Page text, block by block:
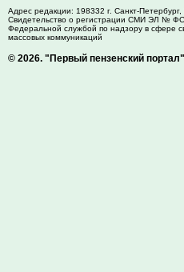
Адрес редакции: 198332 г. Санкт-Петербург,
Свидетельство о регистрации СМИ ЭЛ №
Федеральной службой по надзору в сфере
массовых коммуникаций
© 2026. "Первый пензенский